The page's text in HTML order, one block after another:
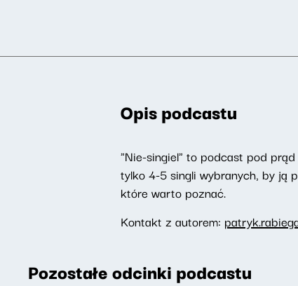
Opis podcastu
"Nie-singiel" to podcast pod
tylko 4-5 singli wybranych, by ją
które warto poznać.
Kontakt z autorem:
Pozostałe odcinki podcastu